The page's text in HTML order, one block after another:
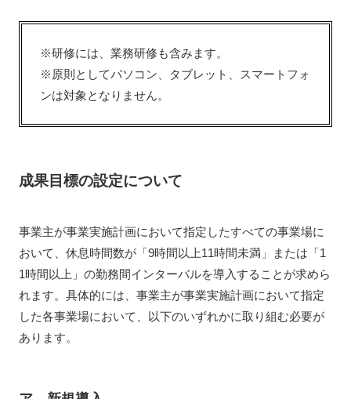
※研修には、業務研修も含みます。
※原則としてパソコン、タブレット、スマートフォ
ンは対象となりません。
成果目標の設定について
事業主が事業実施計画において指定したすべての事業場に
おいて、休息時間数が「9時間以上11時間未満」または「1
1時間以上」の勤務間インターバルを導入することが求めら
れます。具体的には、事業主が事業実施計画において指定
した各事業場において、以下のいずれかに取り組む必要が
あります。